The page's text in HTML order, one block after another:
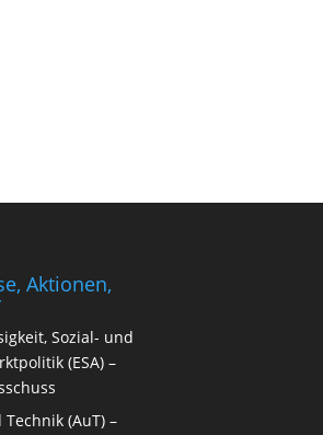
Aktionen,
Sozial- und
(ESA) –
(AuT) –